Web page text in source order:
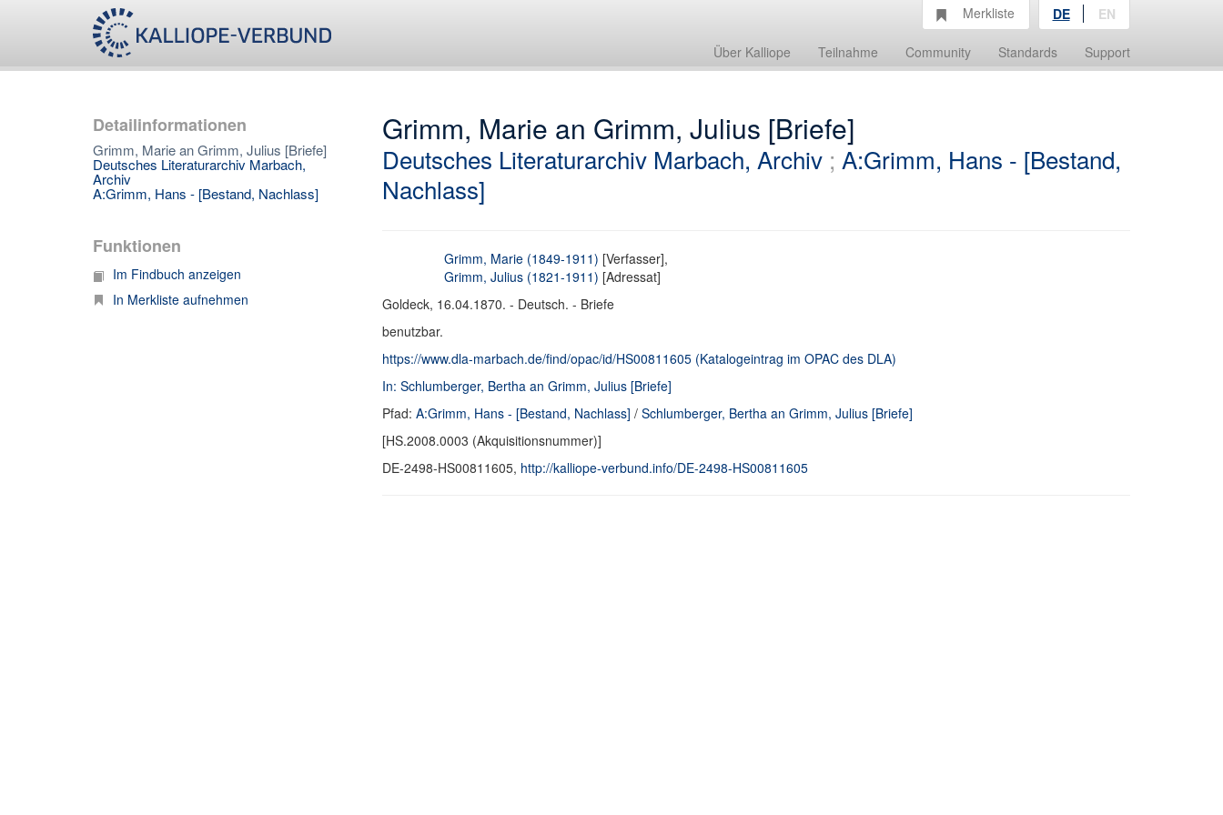
Über Kalliope Teilnahme Community Standards Support
Merkliste DE EN
Detailinformationen
Grimm, Marie an Grimm, Julius [Briefe]
Deutsches Literaturarchiv Marbach,
Archiv
A:Grimm, Hans - [Bestand, Nachlass]
Funktionen
Im Findbuch anzeigen
In Merkliste aufnehmen
Grimm, Marie an Grimm, Julius [Briefe]
Deutsches Literaturarchiv Marbach, Archiv; A:Grimm, Hans - [Bestand,
Nachlass]
Grimm, Marie (1849-1911) [Verfasser],
Grimm, Julius (1821-1911) [Adressat]
Goldeck, 16.04.1870. - Deutsch. - Briefe
benutzbar.
https://www.dla-marbach.de/find/opac/id/HS00811605 (Katalogeintrag im OPAC des DLA)
In: Schlumberger, Bertha an Grimm, Julius [Briefe]
Pfad: A:Grimm, Hans - [Bestand, Nachlass] / Schlumberger, Bertha an Grimm, Julius [Briefe]
[HS.2008.0003 (Akquisitionsnummer)]
DE-2498-HS00811605, http://kalliope-verbund.info/DE-2498-HS00811605